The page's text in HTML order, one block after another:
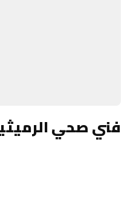
فني صحي الرميثية